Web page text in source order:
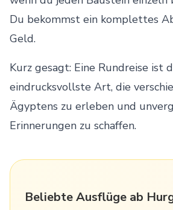
Du bekommst ein komplettes
Geld.
Kurz gesagt: Eine Rundreise ist
eindrucksvollste Art, die
Ägyptens zu erleben und
Erinnerungen zu schaffen.
Beliebte Ausflüge ab